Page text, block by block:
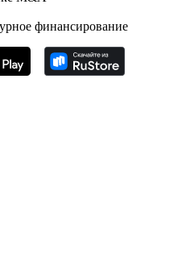
финансирование